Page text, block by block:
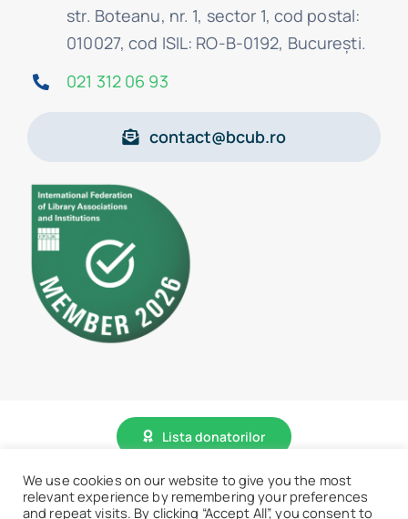
str. Boteanu, nr. 1, sector 1, cod postal:
010027, cod ISIL: RO-B-0192, Bucureşti.
021 312 06 93
contact@bcub.ro
Lista donatorilor
© 2026 • BCU „Carol I” - Toate drepturile sunt rezervate.
We use cookies on our website to give you the most
relevant experience by remembering your preferences
and repeat visits. By clicking “Accept All”, you consent to